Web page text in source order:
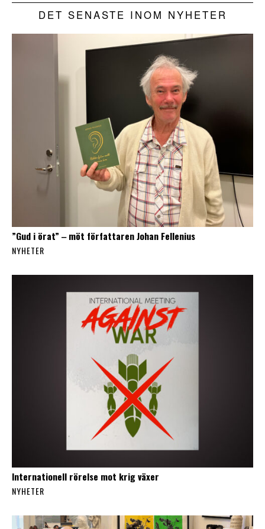
DET SENASTE INOM NYHETER
”Gud i örat” ‒ möt författaren Johan Fellenius
NYHETER
Internationell rörelse mot krig växer
NYHETER